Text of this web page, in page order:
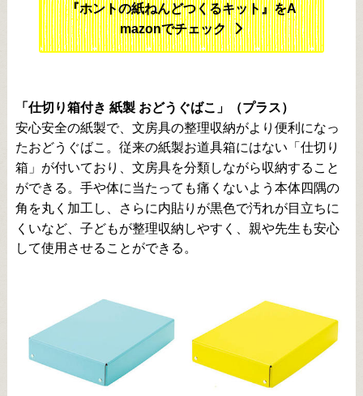
『ホントの紙ねんどつくるキット』をA
mazonでチェック
「仕切り箱付き 紙製 おどうぐばこ」（プラス）
安心安全の紙製で、文房具の整理収納がより便利になっ
たおどうぐばこ。従来の紙製お道具箱にはない「仕切り
箱」が付いており、文房具を分類しながら収納すること
ができる。手や体に当たっても痛くないよう本体四隅の
角を丸く加工し、さらに内貼りが黒色で汚れが目立ちに
くいなど、子どもが整理収納しやすく、親や先生も安心
して使用させることができる。